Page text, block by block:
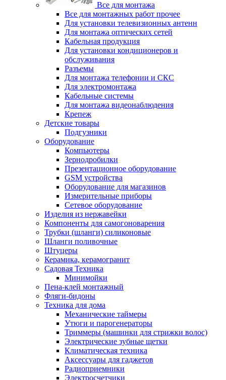
Все для монтажа
Все для монтажных работ прочее
Для установки телевизионных антенн
Для монтажа оптических сетей
Кабельная продукция
Для установки кондиционеров и
обслуживания
Разъемы
Для монтажа телефонии и СКС
Для электромонтажа
Кабельные системы
Для монтажа видеонаблюдения
Крепеж
Детские товары
Подгузники
Оборудование
Компьютеры
Зернодробилки
Презентационное оборудование
GSM устройства
Оборудование для магазинов
Измерительные приборы
Сетевое оборудование
Изделия из нержавейки
Компоненты для самогоноварения
Трубки (шланги) силиконовые
Шланги поливочные
Штуцеры
Керамика, керамогранит
Садовая Техника
Минимойки
Пена-клей монтажный
Фляги-бидоны
Техника для дома
Механические таймеры
Утюги и парогенераторы
Триммеры (машинки для стрижки волос)
Электрические зубные щетки
Климатическая техника
Аксессуары для гаджетов
Радиоприемники
Электросчетчики